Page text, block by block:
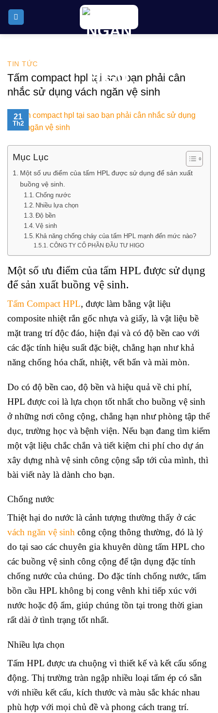
TIN TỨC
Tấm compact hpl tại sao bạn phải cân
nhắc sử dụng vách ngăn vệ sinh
21
Th2
Mục Lục
Một số ưu điểm của tấm HPL được sử dụng để sản xuất
buồng vệ sinh.
Chống nước
Nhiều lựa chọn
Độ bền
Vệ sinh
Khả năng chống cháy của tấm HPL mạnh đến mức nào?
CÔNG TY CỔ PHẦN ĐẦU TƯ HIGO
Một số ưu điểm của tấm HPL được sử dụng
để sản xuất buồng vệ sinh.
Tấm Compact HPL, được làm bằng vật liệu
composite nhiệt rắn gốc nhựa và giấy, là vật liệu bề
mặt trang trí độc đáo, hiện đại và có độ bền cao với
các đặc tính hiệu suất đặc biệt, chẳng hạn như khả
năng chống hóa chất, nhiệt, vết bẩn và mài mòn.
Do có độ bền cao, độ bền và hiệu quả về chi phí,
HPL được coi là lựa chọn tốt nhất cho buồng vệ sinh
ở những nơi công cộng, chẳng hạn như phòng tập thể
dục, trường học và bệnh viện. Nếu bạn đang tìm kiếm
một vật liệu chắc chắn và tiết kiệm chi phí cho dự án
xây dựng nhà vệ sinh công cộng sắp tới của mình, thì
bài viết này là dành cho bạn.
Chống nước
Thiệt hại do nước là cảnh tượng thường thấy ở các
vách ngăn vệ sinh công cộng thông thường, đó là lý
do tại sao các chuyên gia khuyên dùng tấm HPL cho
các buồng vệ sinh công cộng để tận dụng đặc tính
chống nước của chúng. Do đặc tính chống nước, tấm
bồn cầu HPL không bị cong vênh khi tiếp xúc với
nước hoặc độ ẩm, giúp chúng tồn tại trong thời gian
rất dài ở tình trạng tốt nhất.
Nhiều lựa chọn
Tấm HPL được ưa chuộng vì thiết kế và kết cấu sống
động. Thị trường tràn ngập nhiều loại tấm ép có sẵn
với nhiều kết cấu, kích thước và màu sắc khác nhau
phù hợp với mọi chủ đề và phong cách trang trí.